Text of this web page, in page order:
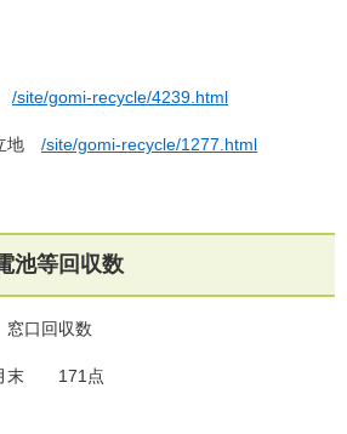
/site/gomi-recycle/4239.html
地 /site/gomi-recycle/1277.html
池等回収数
口回収数
末 171点